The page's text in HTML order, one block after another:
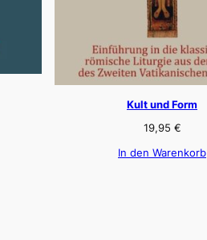
Kult und Form
19,95 €
In den Warenkorb